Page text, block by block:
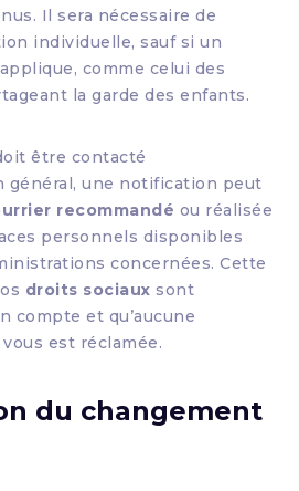
Il sera nécessaire de
individuelle, sauf si un
comme celui des
la garde des enfants.
être contacté
général, une notification peut
recommandé ou réalisée
personnels disponibles
concernées. Cette
droits sociaux sont
compte et qu’aucune
est réclamée.
du changement